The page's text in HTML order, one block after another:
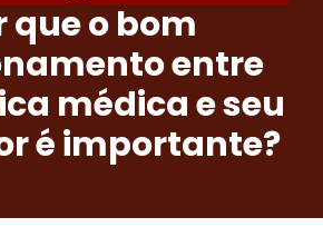
que o bom
entre
médica e seu
é importante?